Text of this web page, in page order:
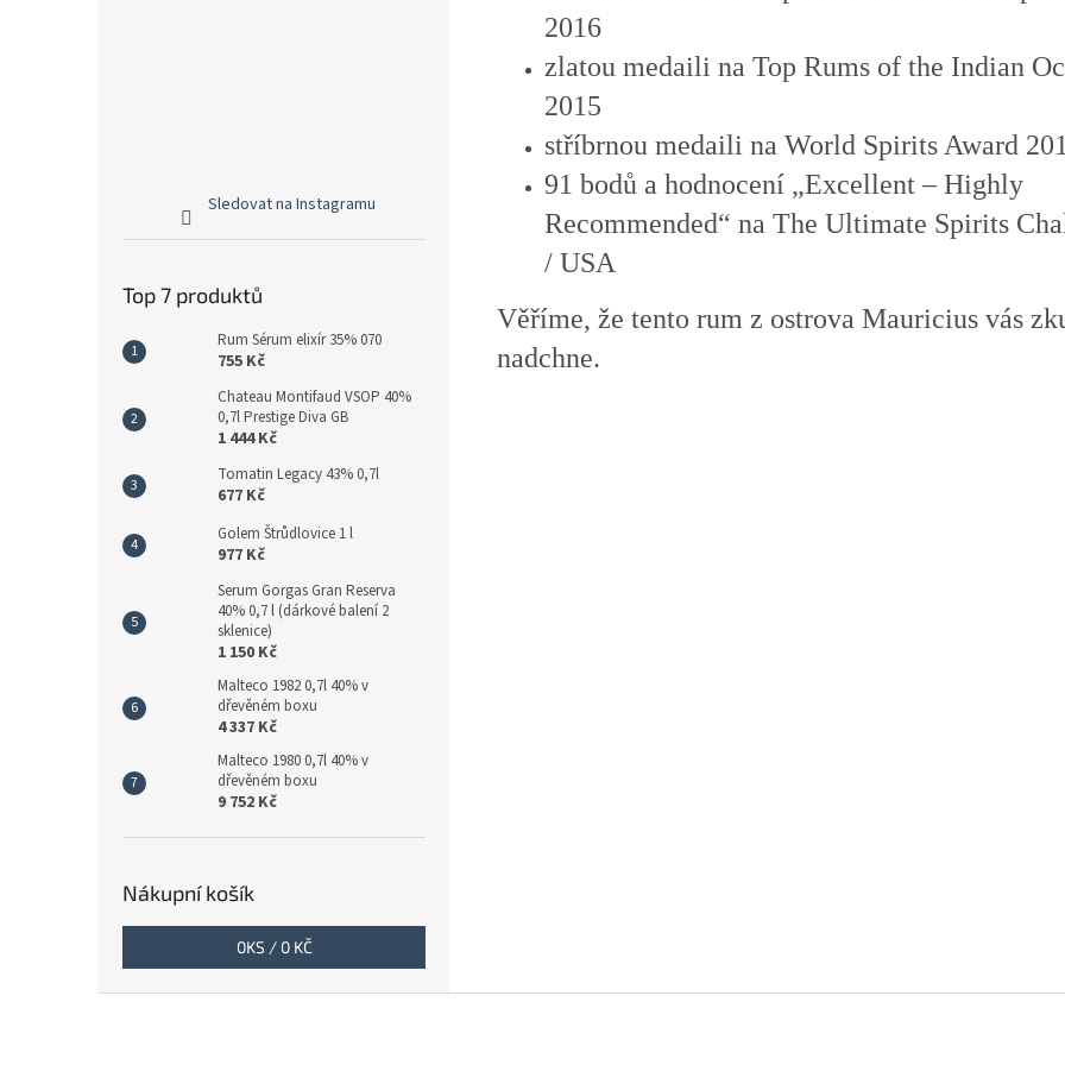
Sledovat na Instagramu
Top 7 produktů
Rum Sérum elixír 35% 070
755 Kč
Chateau Montifaud VSOP 40%
0,7l Prestige Diva GB
1 444 Kč
Tomatin Legacy 43% 0,7l
677 Kč
Golem Štrůdlovice 1 l
977 Kč
Serum Gorgas Gran Reserva
40% 0,7 l (dárkové balení 2
sklenice)
1 150 Kč
Malteco 1982 0,7l 40% v
dřevěném boxu
4 337 Kč
Malteco 1980 0,7l 40% v
dřevěném boxu
9 752 Kč
Nákupní košík
0KS / 0 KČ
2016
zlatou medaili na Top Rums of the Indian
2015
stříbrnou medaili na World Spirits Award
91 bodů a hodnocení „Excellent – Highly
Recommended“ na The Ultimate Spirits
/ USA
Věříme, že tento rum z ostrova Mauricius vás
nadchne.